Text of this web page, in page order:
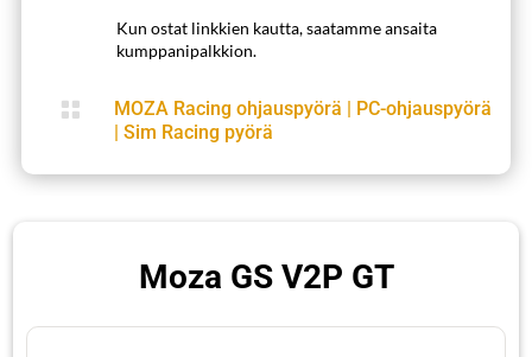
Kun ostat linkkien kautta, saatamme ansaita
kumppanipalkkion.
 MOZA Racing ohjauspyörä | PC-ohjauspyörä
| Sim Racing pyörä
Moza GS V2P GT